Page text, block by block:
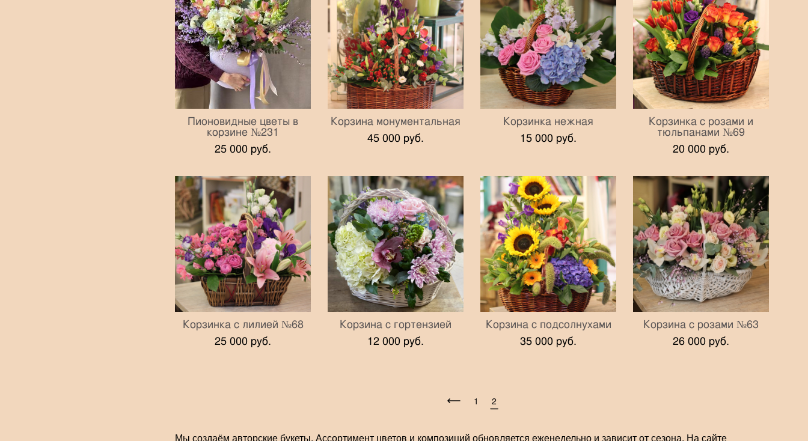
Пионовидные цветы в
корзине №231
25 000 pуб.
Корзина монументальная
45 000 pуб.
Корзинка нежная
15 000 pуб.
Корзинка с розами и
тюльпанами №69
20 000 pуб.
Корзинка с лилией №68
25 000 pуб.
Корзина с гортензией
12 000 pуб.
Корзина с подсолнухами
35 000 pуб.
Корзина с розами №63
26 000 pуб.
1 2
Мы создаём авторские букеты. Ассортимент цветов и композиций обновляется еженедельно и зависит от сезона. На сайте